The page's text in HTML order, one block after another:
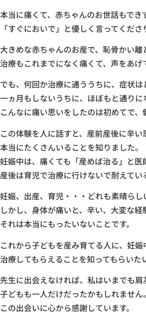
本当に痛くて、赤ちゃんのお世話もでき
「すぐにおいで」と優しく言ってくだ
大きめな赤ちゃんのお産で、恥骨かい離
治療もこれまでになく痛くて、声をあげ
でも、何回か治療に通ううちに、症状は
一ヵ月もしないうちに、ほぼもと通りに
こんなに痛い思いをしたのは初めてで
この体験を人に話すと、産前産後に辛
本当にたくさんいることを知りました。
妊娠中は、痛くても「産めば治る」と医
産後は育児で治療に行けないで耐えてい
妊娠、出産、育児・・・どれも素晴らし
しかし、身体が痛いと、辛い、大変な経
それは本当にもったいないことです。
これから子どもを産み育てる人に、妊娠
治療してもらえることを知ってもらいた
先生に出会えなければ、私はいまでも肩
子どもも一人だけだったかもしれません。
この出会いに心から感謝しています。